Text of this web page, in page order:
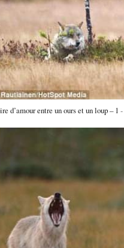
d’amour entre un ours et un loup – 1